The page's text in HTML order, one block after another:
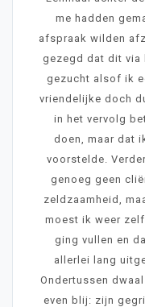
me hadden
afspraak wilden
gezegd dat dit via
gezucht alsof ik
vriendelijke doch
in het vervolg
doen, maar dat
voorstelde.
genoeg geen
zeldzaamheid,
moest ik weer
ging vullen en
allerlei lang
Ondertussen
even blij: zijn